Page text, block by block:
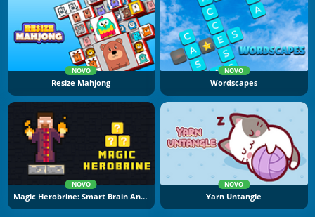
NOVO
Resize Mahjong
NOVO
Wordscapes
NOVO
Magic Herobrine: Smart Brain And Puzzle Quest
NOVO
Yarn Untangle